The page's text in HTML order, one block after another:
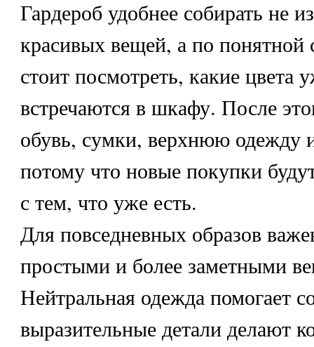
Гардероб удобнее собирать не
красивых вещей, а по понятной
стоит посмотреть, какие цвета
встречаются в шкафу. После
обувь, сумки, верхнюю одежду
потому что новые покупки
с тем, что уже есть.
Для повседневных образов
простыми и более заметными
Нейтральная одежда помогает
выразительные детали делают